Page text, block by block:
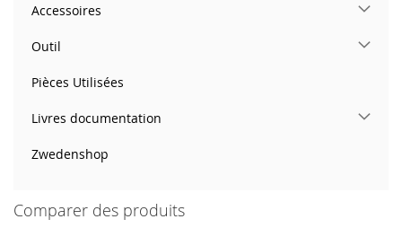
Accessoires
Outil
Pièces Utilisées
Livres documentation
Zwedenshop
Comparer des produits